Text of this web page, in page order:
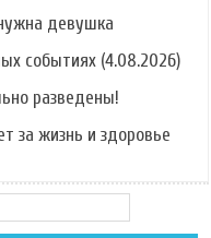
девушка
событиях (4.08.2026)
разведены!
за жизнь и здоровье